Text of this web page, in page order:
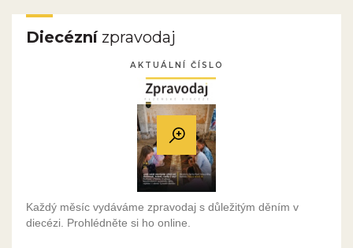
Diecéznízpravodaj
AKTUÁLNÍ ČÍSLO
Každý měsíc vydáváme zpravodaj s důležitým děním v
diecézi. Prohlédněte si ho online.